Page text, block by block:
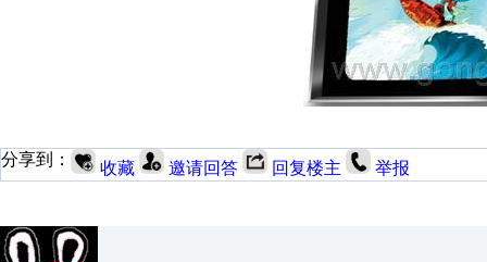
分享到： 收藏 邀请回答 回复楼主 举报